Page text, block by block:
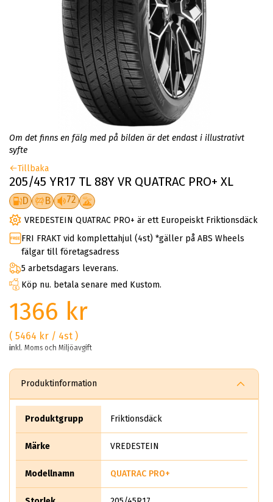
Om det finns en fälg med på bilden är det endast i illustrativt
syfte
Tillbaka
205/45 YR17 TL 88Y VR QUATRAC PRO+ XL
D B 72
VREDESTEIN QUATRAC PRO+ är ett Europeiskt Friktionsdäck
FRI FRAKT vid komplettahjul (4st) *gäller på ABS Wheels
fälgar till företagsadress
5 arbetsdagars leverans.
Köp nu. betala senare med Kustom.
1366 kr
( 5464 kr / 4st )
inkl. Moms och Miljöavgift
Produktinformation
Produktgrupp Friktionsdäck
Märke VREDESTEIN
Modellnamn QUATRAC PRO+